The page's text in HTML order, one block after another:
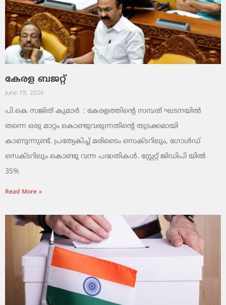
കേരള ബജറ്റ്
June 19, 2026
പി.കെ സജിത് കുമാര്‍ : കേരളത്തിന്റെ സമ്പത് ഘടനയിൽ
തന്നെ ഒരു മാറ്റം കൊണ്ടുവരുന്നതിന്റെ തുടക്കമായി
കാണുന്നുണ്ട്. പ്രത്യേകിച്ച് മരിടൈം സെക്ടറിലും, ഗോൾഡ്
സെക്ടറിലും കൊണ്ടു വന്ന പദ്ധതികൾ. സ്റ്റേറ്റ് ജിഡിപി യിൽ
35%
Read More »